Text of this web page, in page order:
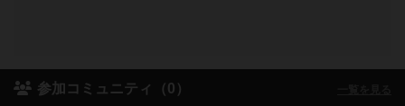
参加コミュニティ（0）